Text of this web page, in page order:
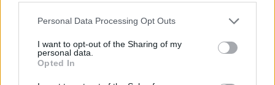
Please note that this website/app uses one or more Google
not limited to your visit or usage behaviour. You may click to
grant or deny consent to Google and its third-party tags to
use your data for below specified purposes in below Google
consent section.
Personal Data Processing Opt Outs
I want to opt-out of the Sharing of my
personal data.
Opted In